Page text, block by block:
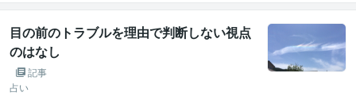
目の前のトラブルを理由で判断しない視点
のはなし
記事
占い